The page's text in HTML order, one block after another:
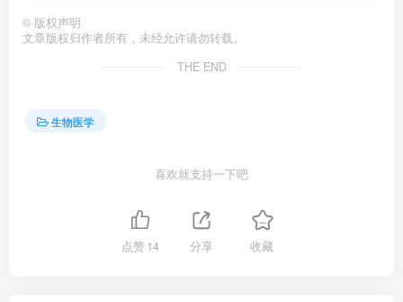
© 版权声明
文章版权归作者所有，未经允许请勿转载。
THE END
生物医学
喜欢就支持一下吧
点赞14 分享 收藏